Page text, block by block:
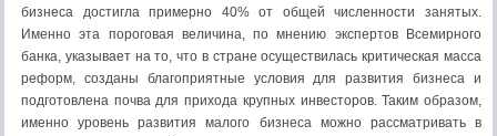
бизнеса достигла примерно 40% от общей численности занятых.
Именно эта пороговая величина, по мнению экспертов Всемирного
банка, указывает на то, что в стране осуществилась критическая масса
реформ, созданы благоприятные условия для развития бизнеса и
подготовлена почва для прихода крупных инвесторов. Таким образом,
именно уровень развития малого бизнеса можно рассматривать в